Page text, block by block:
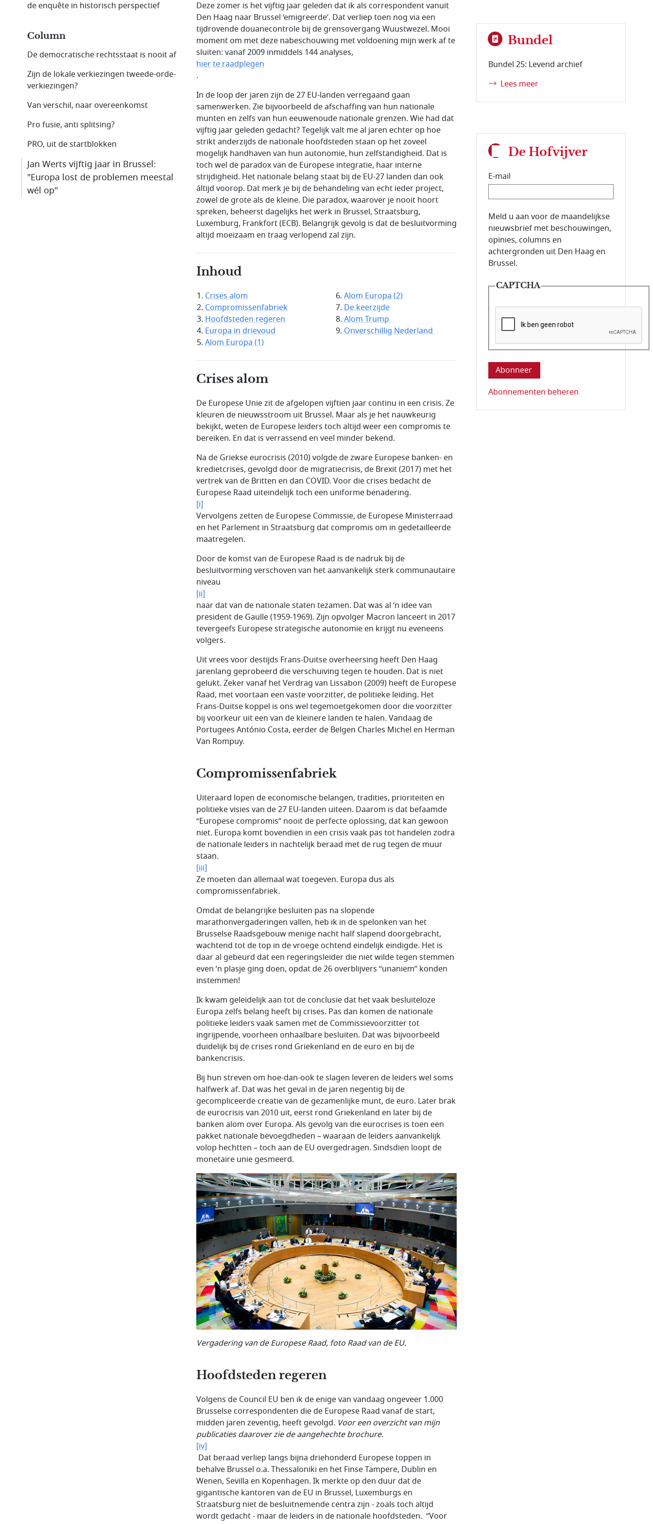
Deze zomer is het vijftig jaar geleden dat ik als correspondent vanuit
Den Haag naar Brussel ‘emigreerde’. Dat verliep toen nog via een
tijdrovende douanecontrole bij de grensovergang Wuustwezel. Mooi
moment om met deze nabeschouwing met voldoening mijn werk af te
sluiten: vanaf 2009 inmiddels 144 analyses,
hier te raadplegen
.
In de loop der jaren zijn de 27 EU-landen verregaand gaan
samenwerken. Zie bijvoorbeeld de afschaffing van hun nationale
munten en zelfs van hun eeuwenoude nationale grenzen. Wie had dat
vijftig jaar geleden gedacht? Tegelijk valt me al jaren echter op hoe
strikt anderzijds de nationale hoofdsteden staan op het zoveel
mogelijk handhaven van hun autonomie, hun zelfstandigheid. Dat is
toch wel de paradox van de Europese integratie, haar interne
strijdigheid. Het nationale belang staat bij de EU-27 landen dan ook
áltijd voorop. Dat merk je bij de behandeling van echt ieder project,
zowel de grote als de kleine. Die paradox, waarover je nooit hoort
spreken, beheerst dagelijks het werk in Brussel, Straatsburg,
Luxemburg, Frankfort (ECB). Belangrijk gevolg is dat de besluitvorming
altijd moeizaam en traag verlopend zal zijn.
Inhoud
Crises alom
Compromissenfabriek
Hoofdsteden regeren
Europa in drievoud
Alom Europa (1)
Alom Europa (2)
De keerzijde
Alom Trump
Onverschillig Nederland
Crises alom
De Europese Unie zit de afgelopen vijftien jaar continu in een crisis. Ze
kleuren de nieuwsstroom uit Brussel. Maar als je het nauwkeurig
bekijkt, weten de Europese leiders toch altijd weer een compromis te
bereiken. En dat is verrassend en veel minder bekend.
Na de Griekse eurocrisis (2010) volgde de zware Europese banken- en
kredietcrises, gevolgd door de migratiecrisis, de Brexit (2017) met het
vertrek van de Britten en dan COVID. Voor die crises bedacht de
Europese Raad uiteindelijk toch een uniforme benadering.
[i]
Vervolgens zetten de Europese Commissie, de Europese Ministerraad
en het Parlement in Straatsburg dat compromis om in gedetailleerde
maatregelen.
Door de komst van de Europese Raad is de nadruk bij de
besluitvorming verschoven van het aanvankelijk sterk communautaire
niveau
[ii]
naar dat van de nationale staten tezamen. Dat was al ’n idee van
president de Gaulle (1959-1969). Zijn opvolger Macron lanceert in 2017
tevergeefs Europese strategische autonomie en krijgt nu eveneens
volgers.
Uit vrees voor destijds Frans-Duitse overheersing heeft Den Haag
jarenlang geprobeerd die verschuiving tegen te houden. Dat is niet
gelukt. Zeker vanaf het Verdrag van Lissabon (2009) heeft de Europese
Raad, met voortaan een vaste voorzitter, de politieke leiding. Het
Frans-Duitse koppel is ons wel tegemoetgekomen door die voorzitter
bij voorkeur uit een van de kleinere landen te halen. Vandaag de
Portugees António Costa, eerder de Belgen Charles Michel en Herman
Van Rompuy.
Compromissenfabriek
Uiteraard lopen de economische belangen, tradities, prioriteiten en
politieke visies van de 27 EU-landen uiteen. Daarom is dat befaamde
“Europese compromis” nooit de perfecte oplossing, dat kan gewoon
niet. Europa komt bovendien in een crisis vaak pas tot handelen zodra
de nationale leiders in nachtelijk beraad met de rug tegen de muur
staan.
[iii]
Ze moeten dan allemaal wat toegeven. Europa dus als
compromissenfabriek.
Omdat de belangrijke besluiten pas na slopende
marathonvergaderingen vallen, heb ik in de spelonken van het
Brusselse Raadsgebouw menige nacht half slapend doorgebracht,
wachtend tot de top in de vroege ochtend eindelijk eindigde. Het is
daar al gebeurd dat een regeringsleider die niet wilde tegen stemmen
even ’n plasje ging doen, opdat de 26 overblijvers “unaniem” konden
instemmen!
Ik kwam geleidelijk aan tot de conclusie dat het vaak besluiteloze
Europa zelfs belang heeft bij crises. Pas dan komen de nationale
politieke leiders vaak samen met de Commissievoorzitter tot
ingrijpende, voorheen onhaalbare besluiten. Dat was bijvoorbeeld
duidelijk bij de crises rond Griekenland en de euro en bij de
bankencrisis.
Bij hun streven om hoe-dan-ook te slagen leveren de leiders wel soms
halfwerk af. Dat was het geval in de jaren negentig bij de
gecompliceerde creatie van de gezamenlijke munt, de euro. Later brak
de eurocrisis van 2010 uit, eerst rond Griekenland en later bij de
banken alom over Europa. Als gevolg van die eurocrises is toen een
pakket nationale bevoegdheden – waaraan de leiders aanvankelijk
volop hechtten – toch aan de EU overgedragen. Sindsdien loopt de
monetaire unie gesmeerd.
Vergadering van de Europese Raad, foto Raad van de EU.
Hoofdsteden regeren
Volgens de Council EU ben ik de enige van vandaag ongeveer 1.000
Brusselse correspondenten die de Europese Raad vanaf de start,
midden jaren zeventig, heeft gevolgd. Voor een overzicht van mijn
publicaties daarover zie de aangehechte brochure.
[iv]
Dat beraad verliep langs bijna driehonderd Europese toppen in
behalve Brussel o.a. Thessaloniki en het Finse Tampere, Dublin en
Wenen, Sevilla en Kopenhagen. Ik merkte op den duur dat de
gigantische kantoren van de EU in Brussel, Luxemburgs en
Straatsburg niet de besluitnemende centra zijn - zoals toch altijd
wordt gedacht - maar de leiders in de nationale hoofdsteden. “Voor
de enquête in historisch perspectief
Column
De democratische rechtsstaat is nooit af
Zijn de lokale verkiezingen tweede-orde-
verkiezingen?
Van verschil, naar overeenkomst
Pro fusie, anti splitsing?
PRO, uit de startblokken
Jan Werts vijftig jaar in Brussel:
"Europa lost de problemen meestal
wél op"
Bundel
Bundel 25: Levend archief
Lees meer
De Hofvijver
E-mail
E-mailadres van de abonnee.
Meld u aan voor de maandelijkse
nieuwsbrief met beschouwingen,
opinies, columns en
achtergronden uit Den Haag en
Brussel.
CAPTCHA
Deze vraag is om te controleren dat u
Abonnementen beheren